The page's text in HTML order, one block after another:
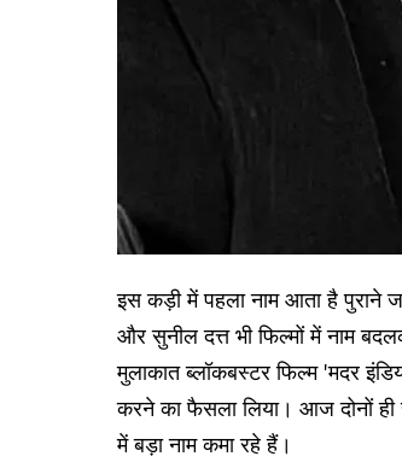
इस कड़ी में पहला नाम आता है पुराने
और सुनील दत्त भी फिल्मों में नाम
मुलाकात ब्लॉकबस्टर फिल्म 'मदर
करने का फैसला लिया। आज दोनों
में बड़ा नाम कमा रहे हैं।